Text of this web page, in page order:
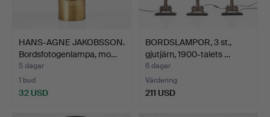
HANS-AGNE JAKOBSSON.
Bordsfotogenlampa, mo…
5 dagar
1 bud
32 USD
BORDSLAMPOR, 3 st.,
gjutjärn, 1900-talets …
6 dagar
Värdering
211 USD